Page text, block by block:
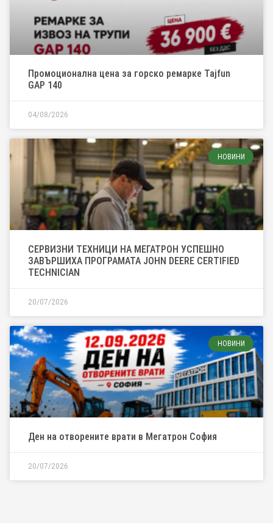
Промоционална цена за горско ремарке Tajfun
GAP 140
04/08/2026
НОВИНИ
СЕРВИЗНИ ТЕХНИЦИ НА МЕГАТРОН УСПЕШНО
ЗАВЪРШИХА ПРОГРАМАТА JOHN DEERE CERTIFIED
TECHNICIAN
20/07/2026
НОВИНИ
Ден на отворените врати в Мегатрон София
20/07/2026